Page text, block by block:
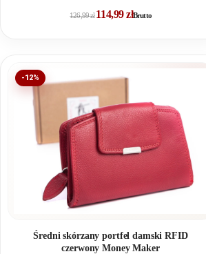
126,99zł 114,99złBrutto
-12%
Średni skórzany portfel damski RFID
czerwony Money Maker